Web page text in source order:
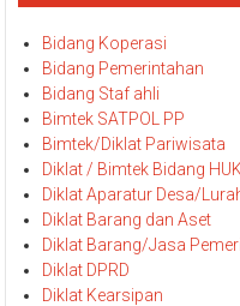
Bidang Koperasi
Bidang Pemerintahan
Bidang Staf ahli
Bimtek SATPOL PP
Bimtek/Diklat Pariwisata
Diklat / Bimtek Bidang
Diklat Aparatur Desa/
Diklat Barang dan Aset
Diklat Barang/Jasa
Diklat DPRD
Diklat Kearsipan